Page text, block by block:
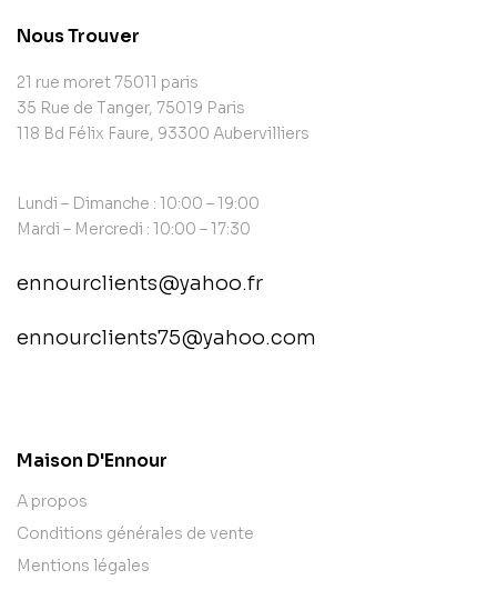
Nous Trouver
21 rue moret 75011 paris
35 Rue de Tanger, 75019 Paris
118 Bd Félix Faure, 93300 Aubervilliers
Lundi – Dimanche : 10:00 – 19:00
Mardi – Mercredi : 10:00 – 17:30
ennourclients@yahoo.fr
ennourclients75@yahoo.com
Maison D'Ennour
A propos
Conditions générales de vente
Mentions légales